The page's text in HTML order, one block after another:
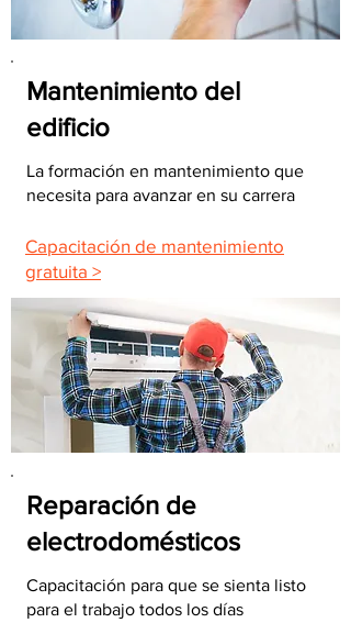
Mantenimiento del
edificio
La formación en mantenimiento que
necesita para avanzar en su carrera
Capacitación de mantenimiento
gratuita >
Reparación de
electrodomésticos
Capacitación para que se sienta listo
para el trabajo todos los días